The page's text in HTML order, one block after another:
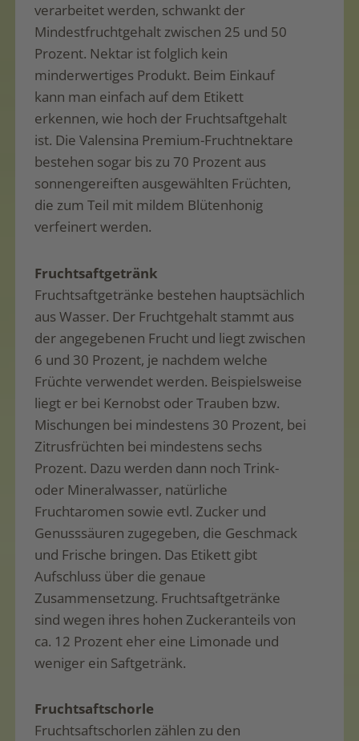
verarbeitet werden, schwankt der
Mindestfruchtgehalt zwischen 25 und 50
Prozent. Nektar ist folglich kein
minderwertiges Produkt. Beim Einkauf
kann man einfach auf dem Etikett
erkennen, wie hoch der Fruchtsaftgehalt
ist. Die Valensina Premium-Fruchtnektare
bestehen sogar bis zu 70 Prozent aus
sonnengereiften ausgewählten Früchten,
die zum Teil mit mildem Blütenhonig
verfeinert werden.
Fruchtsaftgetränk
Fruchtsaftgetränke bestehen hauptsächlich
aus Wasser. Der Fruchtgehalt stammt aus
der angegebenen Frucht und liegt zwischen
6 und 30 Prozent, je nachdem welche
Früchte verwendet werden. Beispielsweise
liegt er bei Kernobst oder Trauben bzw.
Mischungen bei mindestens 30 Prozent, bei
Zitrusfrüchten bei mindestens sechs
Prozent. Dazu werden dann noch Trink-
oder Mineralwasser, natürliche
Fruchtaromen sowie evtl. Zucker und
Genusssäuren zugegeben, die Geschmack
und Frische bringen. Das Etikett gibt
Aufschluss über die genaue
Zusammensetzung. Fruchtsaftgetränke
sind wegen ihres hohen Zuckeranteils von
ca. 12 Prozent eher eine Limonade und
weniger ein Saftgetränk.
Fruchtsaftschorle
Fruchtsaftschorlen zählen zu den